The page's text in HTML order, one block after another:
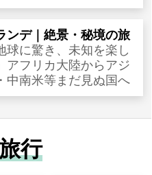
ンデ｜絶景・秘境の旅
球に驚き、未知を楽し
アフリカ大陸からアジ
中南米等まだ見ぬ国へ
行